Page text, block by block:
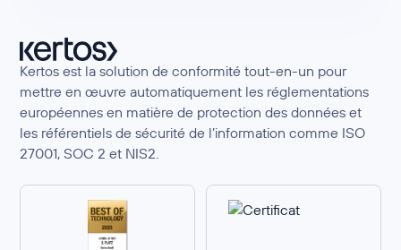
Kertos est la solution de conformité tout-en-un pour
mettre en œuvre automatiquement les réglementations
européennes en matière de protection des données et
les référentiels de sécurité de l’information comme ISO
27001, SOC 2 et NIS2.